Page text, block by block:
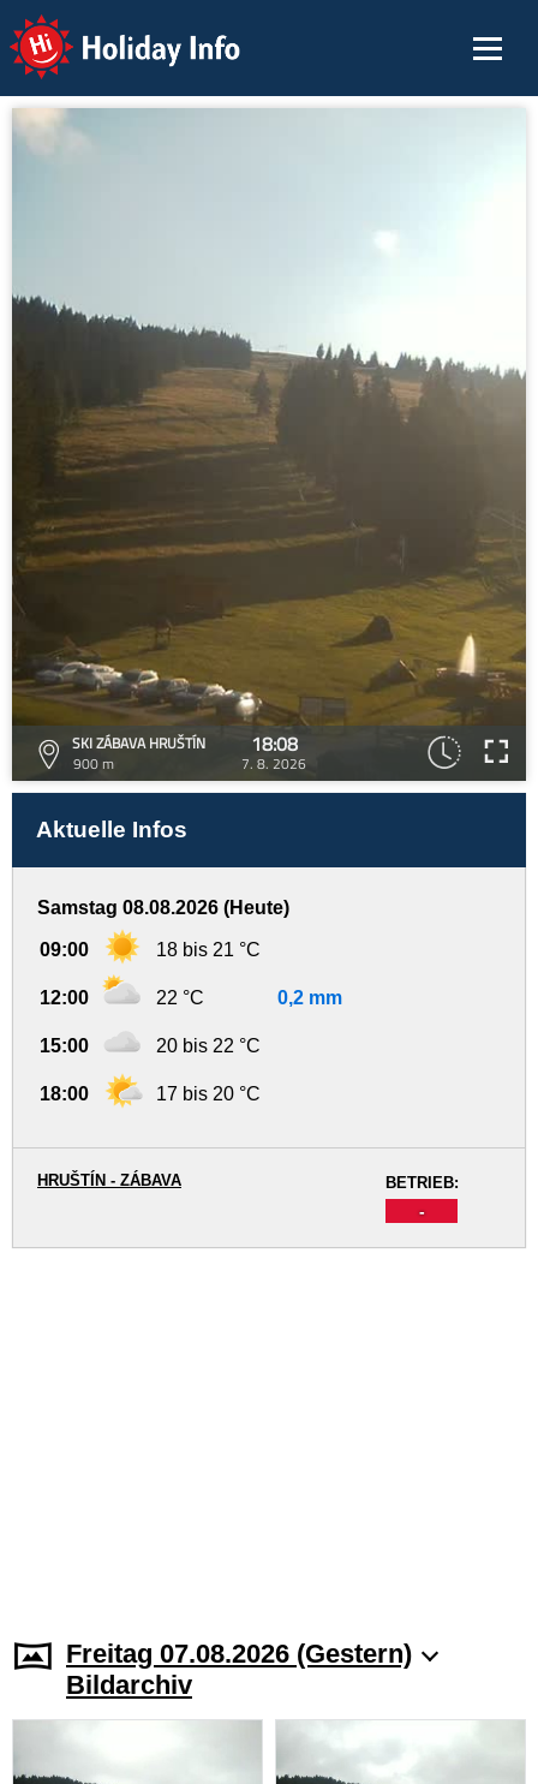
Holiday Info
SKI ZÁBAVA HRUŠTÍN
900 m
18:08
7. 8. 2026
Aktuelle Infos
Samstag 08.08.2026 (Heute)
09:00 18 bis 21 °C
12:00 22 °C 0,2 mm
15:00 20 bis 22 °C
18:00 17 bis 20 °C
BETRIEB:
-
HRUŠTÍN - ZÁBAVA
Freitag 07.08.2026 (Gestern)
Bildarchiv